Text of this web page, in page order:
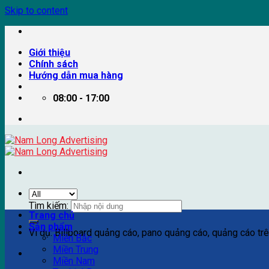
Skip to content
Giới thiệu
Chính sách
Hướng dẫn mua hàng
08:00 - 17:00
Tìm kiếm:
Ví dụ: Billboard quảng cáo, pano quảng cáo, quảng cáo
Trang chủ
Sản phẩm
Miền Bắc
Miền Trung
Miền Nam